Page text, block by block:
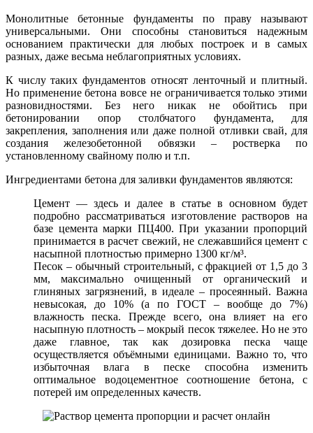
Монолитные бетонные фундаменты по праву называют
универсальными. Они способны становиться надежным
основанием практически для любых построек и в самых
разных, даже весьма неблагоприятных условиях.
К числу таких фундаментов относят ленточный и плитный.
Но применение бетона вовсе не ограничивается только этими
разновидностями. Без него никак не обойтись при
бетонировании опор столбчатого фундамента, для
закрепления, заполнения или даже полной отливки свай, для
создания железобетонной обвязки – ростверка по
установленному свайному полю и т.п.
Ингредиентами бетона для заливки фундаментов являются:
Цемент — здесь и далее в статье в основном будет
подробно рассматриваться изготовление растворов на
базе цемента марки ПЦ400. При указании пропорций
принимается в расчет свежий, не слежавшийся цемент с
насыпной плотностью примерно 1300 кг/м³.
Песок – обычный строительный, с фракцией от 1,5 до 3
мм, максимально очищенный от органический и
глиняных загрязнений, в идеале – просеянный. Важна
невысокая, до 10% (а по ГОСТ – вообще до 7%)
влажность песка. Прежде всего, она влияет на его
насыпную плотность – мокрый песок тяжелее. Но не это
даже главное, так как дозировка песка чаще
осуществляется объёмными единицами. Важно то, что
избыточная влага в песке способна изменить
оптимальное водоцементное соотношение бетона, с
потерей им определенных качеств.